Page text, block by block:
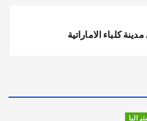
كلباء الاماراتية
لأستراليا بلعبة كمال الاجسام